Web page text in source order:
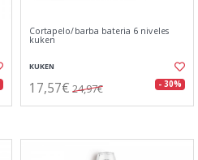
Cortapelo/barba bateria 6 niveles
kuken
KUKEN
17,57€ 24,97€ - 30%